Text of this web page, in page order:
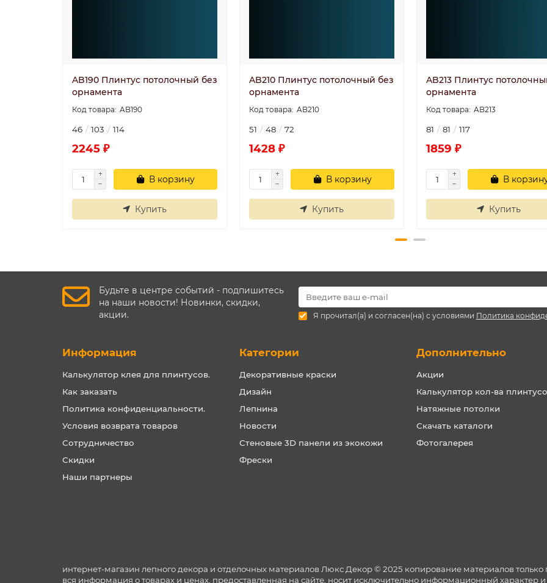
AB190 Плинтус потолочный без
орнамента
AB190
46 103 114
2245 ₽
В корзину
Купить
AB210 Плинтус потолочный без
орнамента
AB210
51 48 72
1428 ₽
В корзину
Купить
AB213 Плинтус
орнамента
AB213
81 81 117
1859 ₽
В
Купить
Будьте в центре событий - подпишитесь
на наши новости! Новинки, скидки,
акции.
Я прочитал(а) и согласен(на) с условиями Политика
Информация
Калькулятор клея для плинтусов.
Как заказать
Политика конфиденциальности.
Условия возврата товаров
Сотрудничество
Скидки
Наши партнеры
Категории
Декоративные краски
Дизайн
Лепнина
Новости
Стеновые 3D панели из экокожи
Фрески
Дополнительно
Акции
Калькулятор кол-ва
Натяжные потолки
Скачать каталоги
Фотогалерея
интернет-магазин лепного декора и отделочных материалов Люкс Декор © 2025 копирование материалов
вся информация о товарах и ценах, предоставленная на сайте, носит исключительно информационный характер